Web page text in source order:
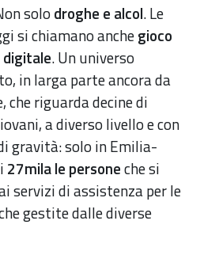
solodroghe e alcol. Le
si chiamano anchegioco
digitale. Un universo
in larga parte ancora da
che riguarda decine di
a diverso livello e con
gravità: solo in Emilia-
27mila le personeche si
servizi di assistenza per le
gestite dalle diverse